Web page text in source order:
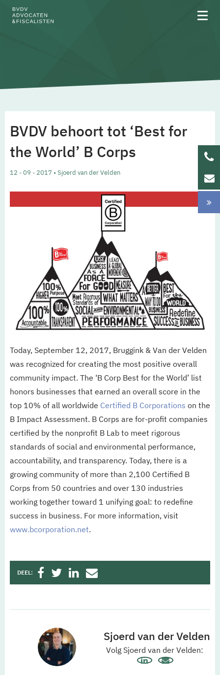
Team
Werken bij
Updates
BVDV behoort tot ‘Best for
the World’ B Corps
12 - 09 - 2017 • Sjoerd van der Velden
Today, September 12, 2017, Bruggink & Van der Velden
was recognized for creating the most positive overall
community impact. The ‘B Corp Best for the World’ list
honors businesses that earned an overall score in the
top 10% of all worldwide Certified B Corporations on the
B Impact Assessment. B Corps are for-profit companies
certified by the nonprofit B Lab to meet rigorous
standards of social and environmental performance,
accountability, and transparency. Today, there is a
growing community of more than 2,100 Certified B
Corps from 50 countries and over 130 industries
working together toward 1 unifying goal: to redefine
success in business. For more information, visit
www.bcorporation.net.
DEEL:
Sjoerd van der Velden
Volg Sjoerd van der Velden: